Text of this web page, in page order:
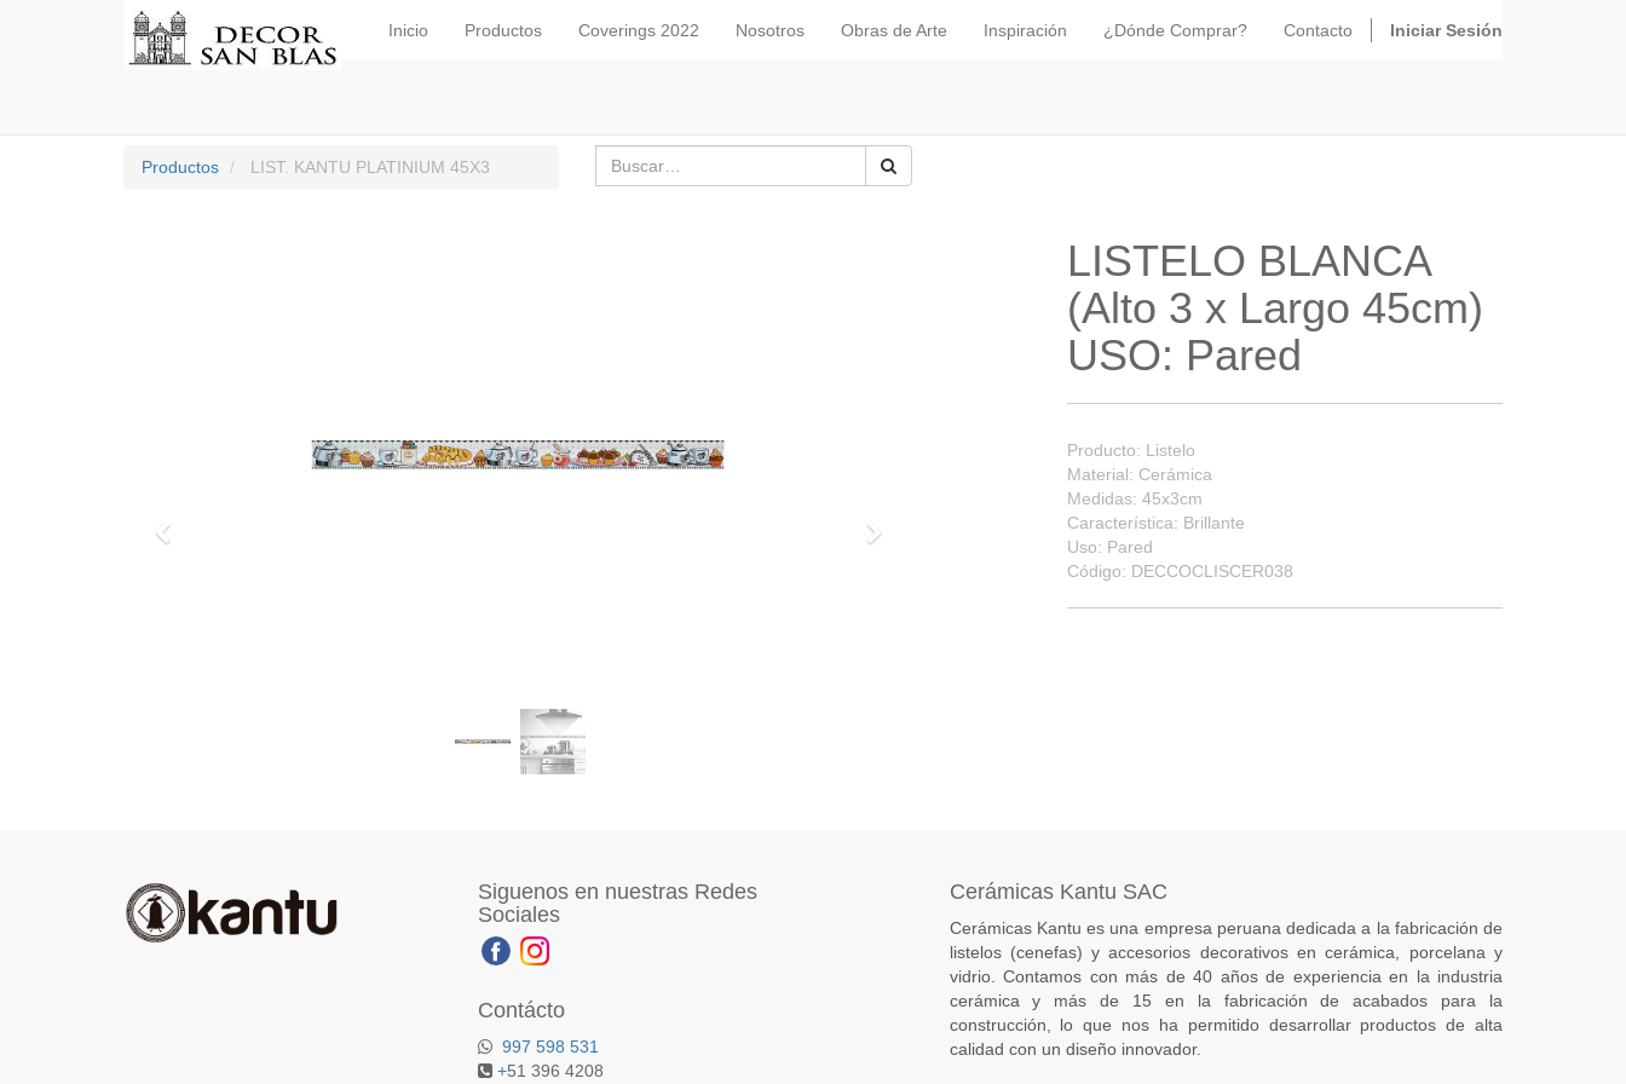
Inicio Productos Coverings 2022 Nosotros Obras de Arte Inspiración ¿Dónde Comprar? Contacto Iniciar Sesión
Productos LIST. KANTU PLATINIUM 45X3
Siguiente
LISTELO BLANCA
(Alto 3 x Largo 45cm)
USO: Pared
Producto: Listelo
Material: Cerámica
Medidas: 45x3cm
Característica: Brillante
Uso: Pared
Código: DECCOCLISCER038
Siguenos en nuestras Redes
Sociales
Contácto
997 598 531
+51 396 4208
Cerámicas Kantu SAC
Cerámicas Kantu es una empresa peruana dedicada a la fabricación de
listelos (cenefas) y accesorios decorativos en cerámica, porcelana y
vidrio. Contamos con más de 40 años de experiencia en la industria
cerámica y más de 15 en la fabricación de acabados para la
construcción, lo que nos ha permitido desarrollar productos de alta
calidad con un diseño innovador.